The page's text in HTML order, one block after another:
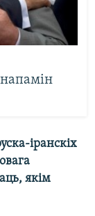
іранскіх
якім